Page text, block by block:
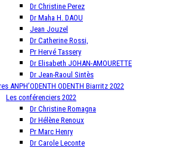
Dr Christine Perez
Dr Maha H. DAOU
Jean Jouzel
Dr Catherine Rossi,
Pr Hervé Tassery
Dr Elisabeth JOHAN-AMOURETTE
Dr Jean-Raoul Sintès
ANPH’ODENTH ODENTH Biarritz 2022
Les conférenciers 2022
Dr Christine Romagna
Dr Hélène Renoux
Pr Marc Henry
Dr Carole Leconte